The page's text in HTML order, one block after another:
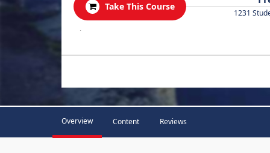
Take This Course
1231
.
Overview Content Reviews